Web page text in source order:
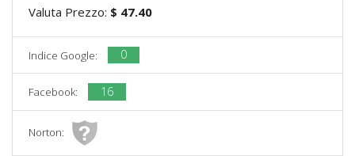
Valuta Prezzo: $ 47.40
Indice Google: 0
Facebook: 16
Norton: